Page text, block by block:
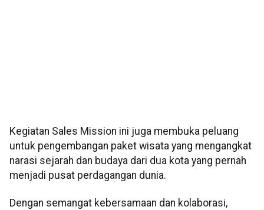
Kegiatan Sales Mission ini juga membuka peluang
untuk pengembangan paket wisata yang mengangkat
narasi sejarah dan budaya dari dua kota yang pernah
menjadi pusat perdagangan dunia.
Dengan semangat kebersamaan dan kolaborasi,